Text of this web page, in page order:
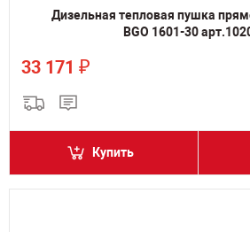
Дизельная тепловая пушка
BGO 1601-30
33 171 ₽
Купить